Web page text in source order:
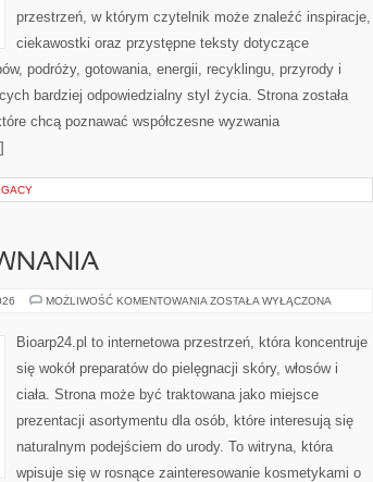
przestrzeń, w którym czytelnik może znaleźć inspiracje,
ciekawostki oraz przystępne teksty dotyczące
podróży, gotowania, energii, recyklingu, przyrody i
bardziej odpowiedzialny styl życia. Strona została
chcą poznawać współczesne wyzwania
MOŻLIWOŚĆ KOMENTOWANIA RECENZJE
ZOSTAŁA WYŁĄCZONA
Bioarp24.pl to internetowa przestrzeń, która koncentruje
się wokół preparatów do pielęgnacji skóry, włosów i
ciała. Strona może być traktowana jako miejsce
prezentacji asortymentu dla osób, które interesują się
naturalnym podejściem do urody. To witryna, która
wpisuje się w rosnące zainteresowanie kosmetykami o